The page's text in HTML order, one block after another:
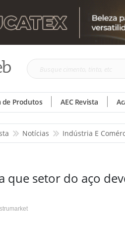
Busque
tinta,
etc
de Produtos AEC Revista
Notícias Indústria E
que setor do aço